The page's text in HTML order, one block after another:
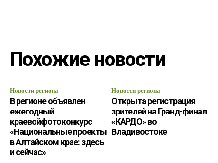
Похожие новости
Новости региона
В регионе объявлен
ежегодный
краевойфотоконкурс
«Национальные проекты
в Алтайском крае: здесь
и сейчас»
Новости региона
Открыта регистрация
зрителей на Гранд-финал
«КАРДО» во
Владивостоке